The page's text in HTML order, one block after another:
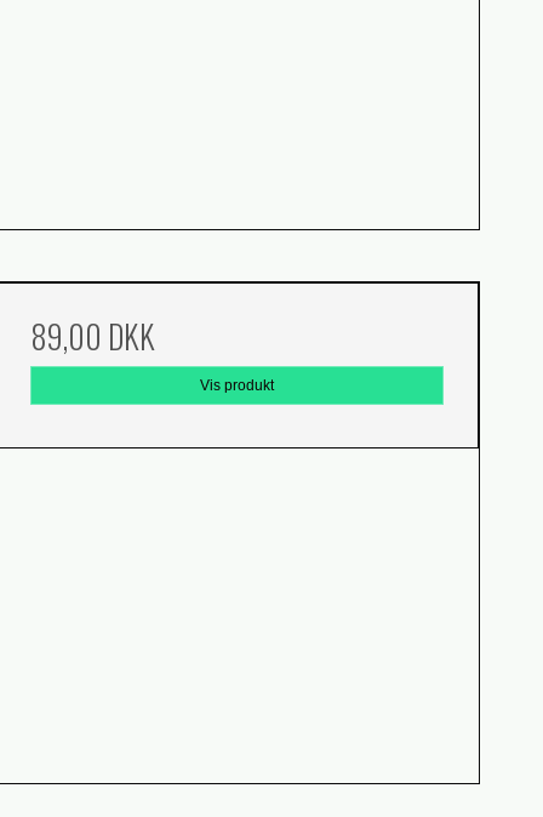
89,00 DKK
Vis produkt